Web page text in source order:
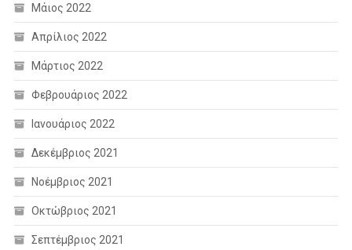
Μάιος 2022
Απρίλιος 2022
Μάρτιος 2022
Φεβρουάριος 2022
Ιανουάριος 2022
Δεκέμβριος 2021
Νοέμβριος 2021
Οκτώβριος 2021
Σεπτέμβριος 2021